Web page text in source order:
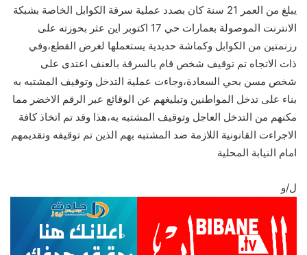
يبلغ من العمر 21 سنة كان بصدد عملية سرقة الكوابل الخاصة بشبكة
الانترنت الموصولة بعمارات حي 17 اكتوبر اين عثر بحوزته على
رزنمتين من الكوابل وكماشة حديدية يستعملها لغرض القطع،وفي
ذات الاتجاه تم توقيف شخص قام بالسرقة بالعنف اعتدى على
شخص مسن بحي السعادة،وجاءت عملية التدخل وتوقيف المشتبه به
بناء على تدخل المواطنين وتبليغهم عن الوقائع عبر الرقم الاخضر مما
مكنهم من التدخل العاجل وتوقيف المشتبه به،هذا وقد تم اتخاذ كافة
الاجراءت القانونية اللازمة ضد المشتبه بهم الذين تم توقيفه وتقديمهم
امام النيابة المحلية
ل/و